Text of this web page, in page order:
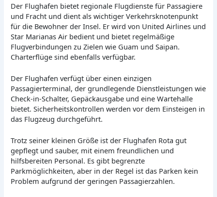
Der Flughafen bietet regionale Flugdienste für Passagiere
und Fracht und dient als wichtiger Verkehrsknotenpunkt
für die Bewohner der Insel. Er wird von United Airlines und
Star Marianas Air bedient und bietet regelmäßige
Flugverbindungen zu Zielen wie Guam und Saipan.
Charterflüge sind ebenfalls verfügbar.
Der Flughafen verfügt über einen einzigen
Passagierterminal, der grundlegende Dienstleistungen wie
Check-in-Schalter, Gepäckausgabe und eine Wartehalle
bietet. Sicherheitskontrollen werden vor dem Einsteigen in
das Flugzeug durchgeführt.
Trotz seiner kleinen Größe ist der Flughafen Rota gut
gepflegt und sauber, mit einem freundlichen und
hilfsbereiten Personal. Es gibt begrenzte
Parkmöglichkeiten, aber in der Regel ist das Parken kein
Problem aufgrund der geringen Passagierzahlen.